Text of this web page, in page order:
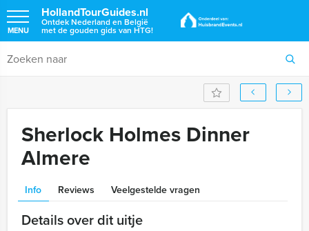
HollandTourGuides.nl
Ontdek Nederland en België
met de gouden gids van HTG!
MENU
Sherlock Holmes Dinner
Almere
Info Reviews Veelgestelde vragen
Details over dit uitje